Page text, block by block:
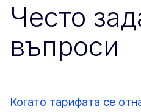
Често
въпроси
Когато тарифата се